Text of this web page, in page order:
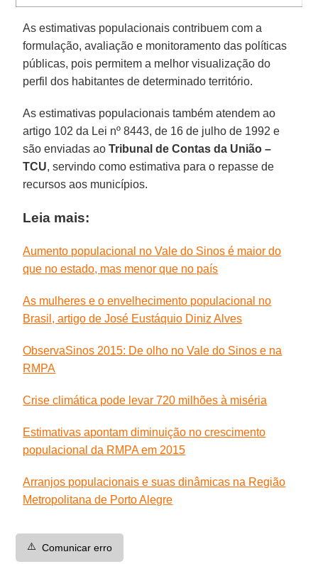
As estimativas populacionais contribuem com a
formulação, avaliação e monitoramento das políticas
públicas, pois permitem a melhor visualização do
perfil dos habitantes de determinado território.
As estimativas populacionais também atendem ao
artigo 102 da Lei nº 8443, de 16 de julho de 1992 e
são enviadas aoTribunal de Contas da União –
TCU, servindo como estimativa para o repasse de
recursos aos municípios.
Leia mais:
Aumento populacional no Vale do Sinos é maior do
que no estado, mas menor que no país
As mulheres e o envelhecimento populacional no
Brasil, artigo de José Eustáquio Diniz Alves
ObservaSinos 2015: De olho no Vale do Sinos e na
RMPA
Crise climática pode levar 720 milhões à miséria
Estimativas apontam diminuição no crescimento
populacional da RMPA em 2015
Arranjos populacionais e suas dinâmicas na Região
Metropolitana de Porto Alegre
⚠️ Comunicar erro